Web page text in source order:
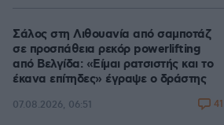
Σάλος στη Λιθουανία από σαμποτάζ
σε προσπάθεια ρεκόρ powerlifting
από Βελγίδα: «Είμαι ρατσιστής και το
έκανα επίτηδες» έγραψε ο δράστης
07.08.2026, 06:51 41